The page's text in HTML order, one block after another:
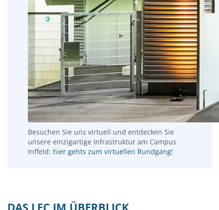
Besuchen Sie uns virtuell und entdecken Sie
unsere einzigartige Infrastruktur am Campus
Inffeld: hier gehts zum virtuellen Rundgang!